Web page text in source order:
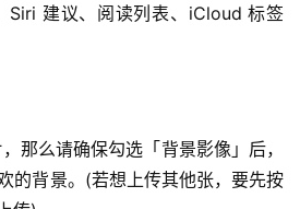
Siri 建议、阅读列表、iCloud 标签
那么请确保勾选「背景影像」后，
的背景。(若想上传其他张，要先按